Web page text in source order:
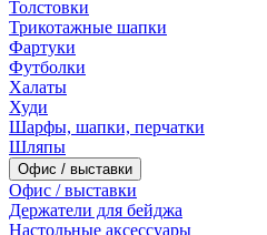
Толстовки
Трикотажные шапки
Фартуки
Футболки
Халаты
Худи
Шарфы, шапки, перчатки
Шляпы
Офис / выставки
Офис / выставки
Держатели для бейджа
Настольные аксессуары